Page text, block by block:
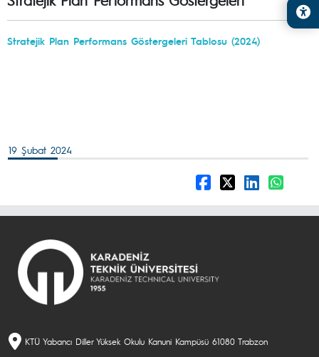
Stratejik Plan Performans Göstergeleri Tablosu (2024)
19 Şubat 2024
KTÜ Yabancı Diller Yüksek Okulu Kanuni Kampüsü 61080 Trabzon